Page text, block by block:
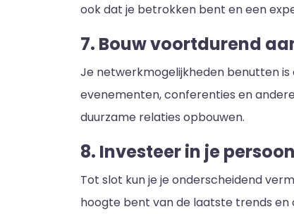
ook dat je betrokken bent en een
7. Bouw voortdurend
Je netwerkmogelijkheden benutten
evenementen, conferenties en
duurzame relaties opbouwen.
8. Investeer in je
Tot slot kun je je onderscheidend
hoogte bent van de laatste trends en